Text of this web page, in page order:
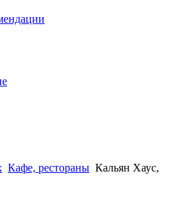
Кафе, рестораны Кальян Хаус,